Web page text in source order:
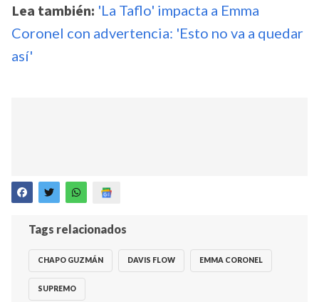
Lea también: 'La Taflo' impacta a Emma
Coronel con advertencia: 'Esto no va a quedar
así'
Tags relacionados
CHAPO GUZMÁN DAVIS FLOW EMMA CORONEL
SUPREMO